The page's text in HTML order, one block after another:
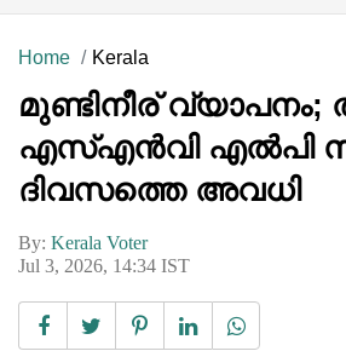
Home Kerala
മുണ്ടിനീര് വ്യാപനം;
എസ്എൻവി എൽപി
ദിവസത്തെ അവധി
By: Kerala Voter
Jul 3, 2026, 14:34 IST